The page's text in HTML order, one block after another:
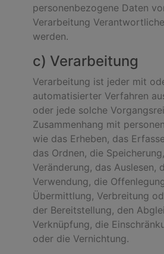
personenbezogene Daten
Verarbeitung
werden.
c) Verarbeitung
Verarbeitung ist jeder mit
automatisierter Verfahren
oder jede solche
Zusammenhang mit
wie das Erheben, das
das Ordnen, die
Veränderung, das Auslesen,
Verwendung, die
Übermittlung, Verbreitung
der Bereitstellung, den
Verknüpfung, die
oder die Vernichtung.